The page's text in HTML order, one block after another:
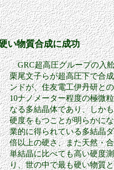
GRC超高圧グループの入
栗尾文子らが超高圧下で合
ンドが、住友電工伊丹研と
10ナノメーター程度の極微
なる多結晶体であり、しか
硬度をもつことが明らかに
業的に得られている多結晶
倍以上の硬さ、また天然・
単結晶に比べても高い硬度
り、世の中で最も硬い物質
い物質合成に成功